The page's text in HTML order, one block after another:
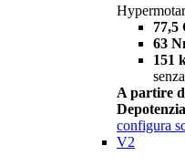
77,5
63
151
A partire
configura
V2